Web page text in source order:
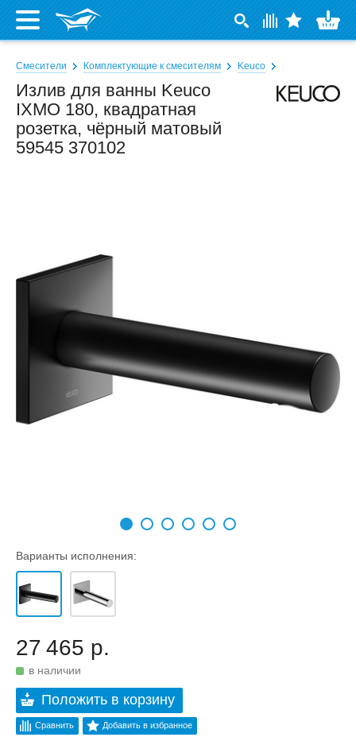
Смесители Комплектующие к смесителям Keuco
Излив для ванны Keuco
IXMO 180, квадратная
розетка, чёрный матовый
59545 370102
Варианты исполнения:
27 465 р.
в наличии
Положить в корзину
Сравнить Добавить в избранное